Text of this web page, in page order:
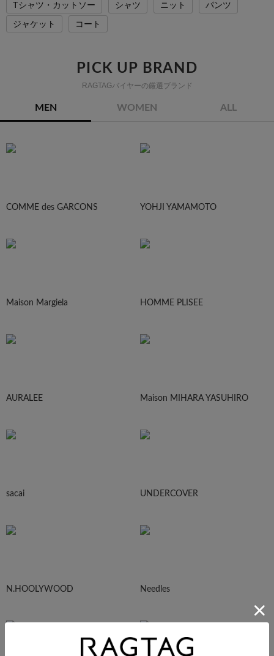
Tシャツ・カットソー シャツ ニット
パンツ
ジャケット
コート
PICK UP BRAND
RAGTAGバイヤーの厳選ブランド
MEN WOMEN ALL
COMME des GARCONS YOHJI YAMAMOTO
Maison Margiela HOMME PLISEE
AURALEE Maison MIHARA YASUHIRO
sacai UNDERCOVER
N.HOOLYWOOD Needles